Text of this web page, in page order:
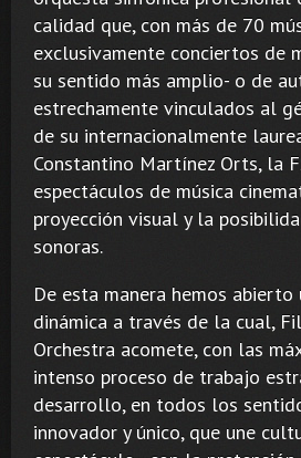
calidad que, con más de 70
exclusivamente conciertos de
su sentido más amplio- o de
estrechamente vinculados al
de su internacionalmente
Constantino Martínez Orts, la
espectáculos de música
proyección visual y la
sonoras.
De esta manera hemos abierto
dinámica a través de la cual,
Orchestra acomete, con las
intenso proceso de trabajo
desarrollo, en todos los
innovador y único, que une